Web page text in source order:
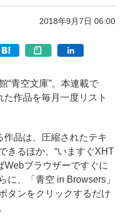
2018年9月7日 06:00
青空文庫”。本連載で
た作品を毎月一度リスト
品は、圧縮されたテキ
きるほか、“いますぐXHT
Webブラウザーですぐに
に、「青空 in Browsers」
タンをクリックするだけ